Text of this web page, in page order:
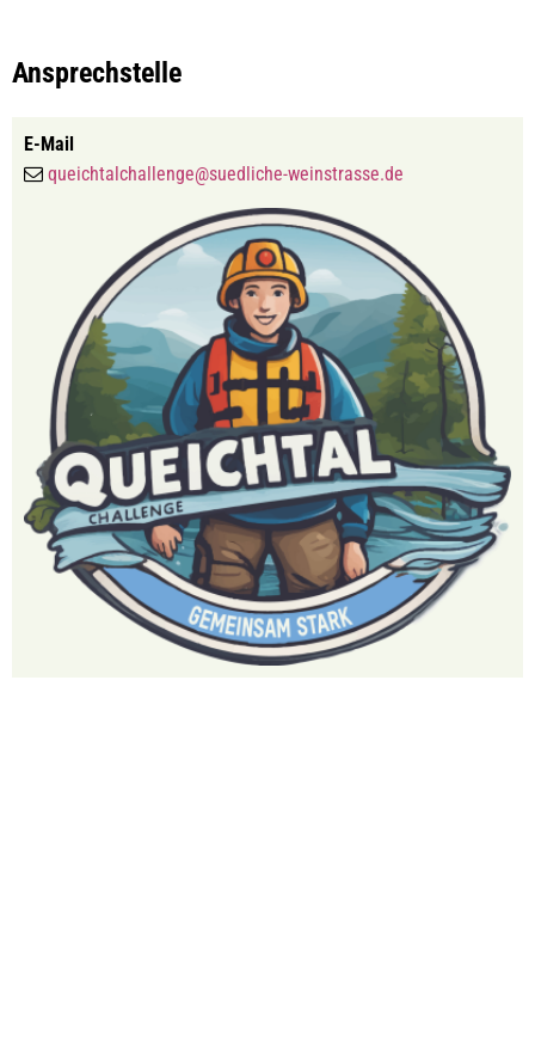
Ansprechstelle
E-Mail
queichtalchallenge@suedliche-weinstrasse.de